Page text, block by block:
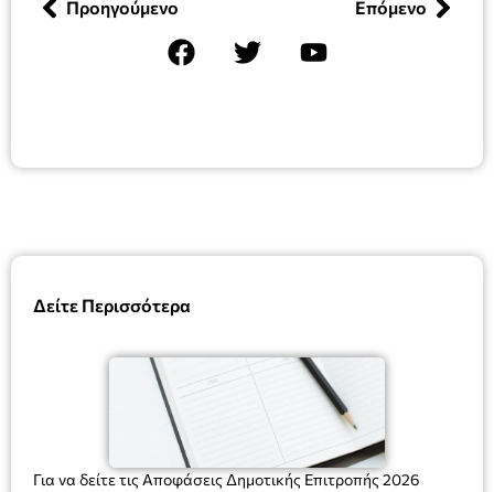
Δείτε Περισσότερα
Για να δείτε τις Αποφάσεις Δημοτικής Επιτροπής 2026
Προηγούμενο Επόμενο